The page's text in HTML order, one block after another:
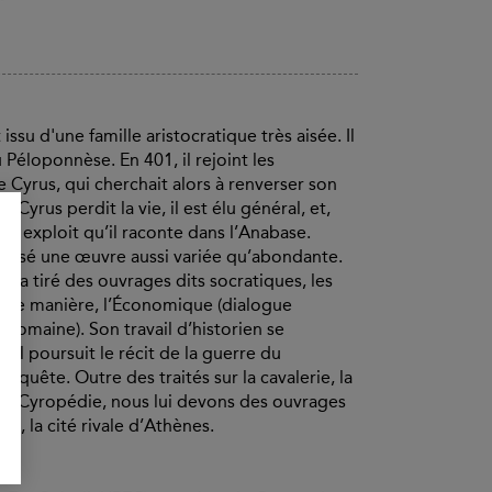
d'une famille aristocratique très aisée. Il
En 401, il rejoint les
qui cherchait alors à renverser son
Cyrus perdit la vie, il est élu général, et,
exploit qu’il raconte dans l’Anabase.
une œuvre aussi variée qu’abondante.
a tiré des ouvrages dits socratiques, les
manière, l’Économique (dialogue
Son travail d’historien se
il poursuit le récit de la guerre du
Outre des traités sur la cavalerie, la
Cyropédie, nous lui devons des ouvrages
la cité rivale d’Athènes.